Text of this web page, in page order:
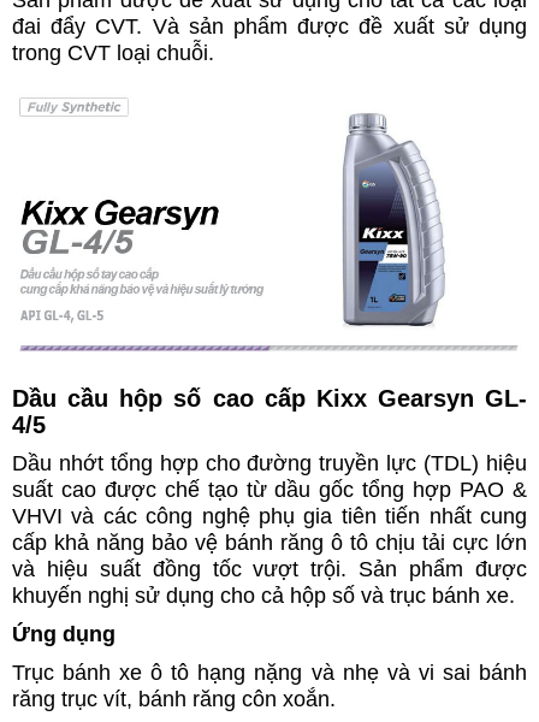
đai đẩy CVT. Và sản phẩm được đề xuất sử dụng
trong CVT loại chuỗi.
Dầu cầu hộp số cao cấp Kixx Gearsyn GL-
4/5
Dầu nhớt tổng hợp cho đường truyền lực (TDL) hiệu
suất cao được chế tạo từ dầu gốc tổng hợp PAO &
VHVI và các công nghệ phụ gia tiên tiến nhất cung
cấp khả năng bảo vệ bánh răng ô tô chịu tải cực lớn
và hiệu suất đồng tốc vượt trội. Sản phẩm được
khuyến nghị sử dụng cho cả hộp số và trục bánh xe.
Ứng dụng
Trục bánh xe ô tô hạng nặng và nhẹ và vi sai bánh
răng trục vít, bánh răng côn xoắn.